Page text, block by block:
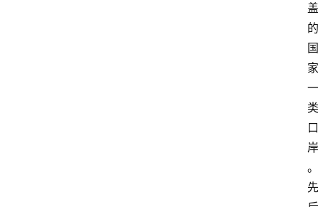
盖
的
国
家
一
类
口
岸
。
先